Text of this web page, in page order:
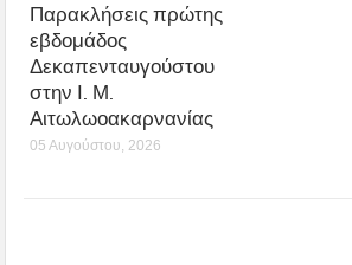
Παρακλήσεις πρώτης
εβδομάδος
Δεκαπενταυγούστου
στην Ι. Μ.
Αιτωλωοακαρνανίας
05 Αυγούστου, 2026